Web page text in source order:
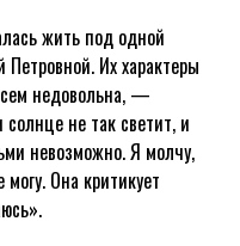
жить под одной
Их характеры
недовольна, —
не так светит, и
невозможно. Я молчу,
Она критикует